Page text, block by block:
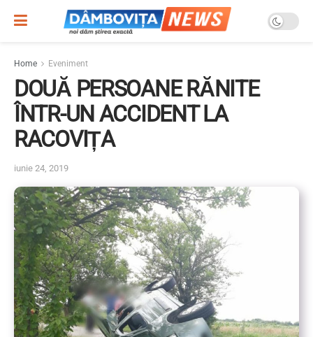
Home Eveniment
DOUĂ PERSOANE RĂNITE
ÎNTR-UN ACCIDENT LA
RACOVIȚA
iunie 24, 2019